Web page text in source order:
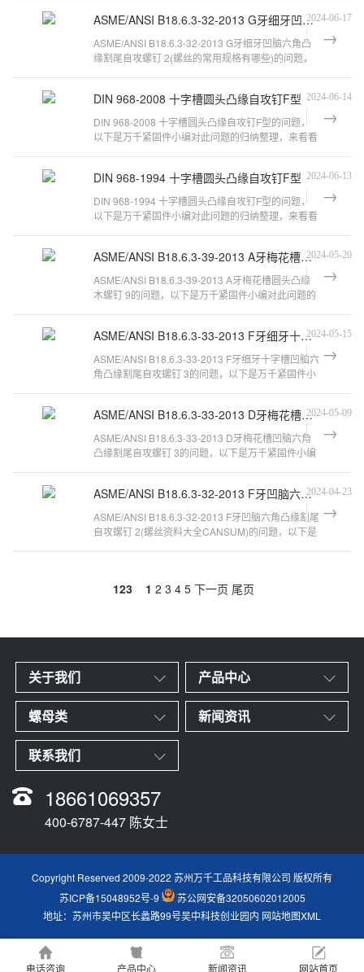
ASME/ANSI B18.6.3-32-2013 G牙细牙凹脑六角凸缘割尾自攻螺钉 2
2024-06-17
ASME/ANSI B18.6.3-32-2013 G牙细牙凹脑六角凸
缘割尾自攻螺钉 2(螺丝的常用规格有哪些)的问题，
DIN 968-2008 十字槽圆头凸缘自攻钉F型 2024-06-14
DIN 968-2008 十字槽圆头凸缘自攻钉F型的问题，
以下是万千紧固件小编对此问题的归纳整理，来看看
DIN 968-1994 十字槽圆头凸缘自攻钉F型 2024-06-13
DIN 968-1994 十字槽圆头凸缘自攻钉F型的问题，
以下是万千紧固件小编对此问题的归纳整理，来看看
ASME/ANSI B18.6.3-39-2013 A牙梅花槽圆头凸缘木螺钉 92024-05-20
ASME/ANSI B18.6.3-39-2013 A牙梅花槽圆头凸缘
木螺钉 9的问题，以下是万千紧固件小编对此问题的
ASME/ANSI B18.6.3-33-2013 F牙细牙十字槽凹脑六角凸缘割尾自攻螺钉 32024-05-15
ASME/ANSI B18.6.3-33-2013 F牙细牙十字槽凹脑六
角凸缘割尾自攻螺钉 3的问题，以下是万千紧固件小
ASME/ANSI B18.6.3-33-2013 D牙梅花槽凹脑六角凸缘割尾自攻螺钉 32024-05-09
ASME/ANSI B18.6.3-33-2013 D牙梅花槽凹脑六角
凸缘割尾自攻螺钉 3的问题，以下是万千紧固件小编
ASME/ANSI B18.6.3-32-2013 F牙凹脑六角凸缘割尾自攻螺钉 22024-04-23
ASME/ANSI B18.6.3-32-2013 F牙凹脑六角凸缘割尾
自攻螺钉 2(螺丝资料大全CANSUM)的问题，以下是
123 1 2 3 4 5 下一页 尾页
关于我们 产品中心
螺母类 新闻资讯
联系我们
18661069357
400-6787-447 陈女士
Copyright Reserved 2009-2022 苏州万千工品科技有限公司 版权所有
苏ICP备15048952号-9
苏公网安备32050602012005
地址：苏州市吴中区长蠡路99号吴中科技创业园内 网站地图XML
电话咨询 产品中心 新闻资讯 网站首页